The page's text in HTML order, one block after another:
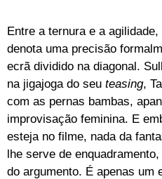
Entre a ternura e a
denota uma precisão
ecrã dividido na diagonal.
na jigajoga do seu teasing,
com as pernas bambas,
improvisação feminina. E
esteja no filme, nada da
lhe serve de
do argumento. É apenas um